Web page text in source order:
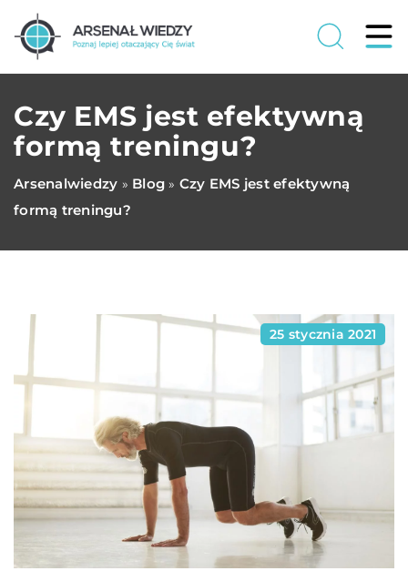
Czy EMS jest efektywną
formą treningu?
Arsenalwiedzy » Blog » Czy EMS jest efektywną
formą treningu?
25 stycznia 2021